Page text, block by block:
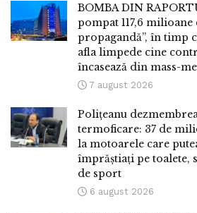
BOMBA DIN
pompat 117,6 milioane
propagandă”, în timp
afla limpede cine
încasează din mass-
7 august 2026
Polițeanu
termoficare: 37 de
la motoarele care
împrăștiați pe toalete,
de sport
6 august 2026